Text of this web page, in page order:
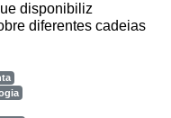
disponibiliz
diferentes cadeias